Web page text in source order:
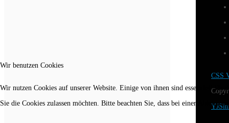
CSS
Wir benutzen Cookies
Wir nutzen Cookies auf unserer Website. Einige von ihnen sind essenziell für
Sie die Cookies zulassen möchten. Bitte beachten Sie, dass bei einer